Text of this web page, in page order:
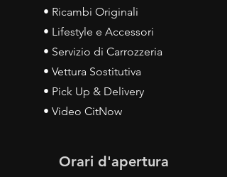
• Ricambi Originali
• Lifestyle e Accessori
• Servizio di Carrozzeria
• Vettura Sostitutiva
• Pick Up & Delivery
• Video CitNow
Orari d'apertura